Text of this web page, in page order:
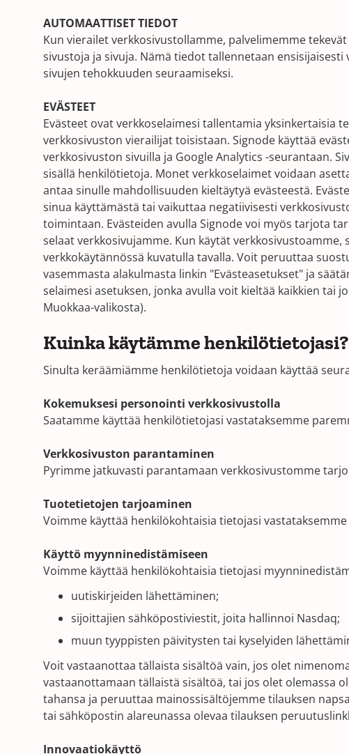
AUTOMAATTISET TIEDOT
Kun vierailet verkkosivustollamme, palvelimemme
sivustoja ja sivuja. Nämä tiedot tallennetaan
sivujen tehokkuuden seuraamiseksi.
EVÄSTEET
Evästeet ovat verkkoselaimesi tallentamia yksinkertaisia
verkkosivuston vierailijat toisistaan. Signode käyttää
verkkosivuston sivuilla ja Google Analytics -seurantaan.
sisällä henkilötietoja. Monet verkkoselaimet voidaan
antaa sinulle mahdollisuuden kieltäytyä evästeestä.
sinua käyttämästä tai vaikuttaa negatiivisesti
toimintaan. Evästeiden avulla Signode voi myös tarjota
selaat verkkosivujamme. Kun käytät
verkkokäytännössä kuvatulla tavalla. Voit peruuttaa
vasemmasta alakulmasta linkin "Evästeasetukset" ja
selaimesi asetuksen, jonka avulla voit kieltää kaikkien tai
Muokkaa-valikosta).
Kuinka käytämme henkilötietojasi?
Sinulta keräämiämme henkilötietoja voidaan käyttää
Kokemuksesi personointi verkkosivustolla
Saatamme käyttää henkilötietojasi vastataksemme
Verkkosivuston parantaminen
Pyrimme jatkuvasti parantamaan verkkosivustomme
Tuotetietojen tarjoaminen
Voimme käyttää henkilökohtaisia ​​tietojasi
Käyttö myynninedistämiseen
Voimme käyttää henkilökohtaisia ​​tietojasi
uutiskirjeiden lähettäminen;
sijoittajien sähköpostiviestit, joita hallinnoi Nasdaq;
muun tyyppisten päivitysten tai kyselyiden
Voit vastaanottaa tällaista sisältöä vain, jos olet
vastaanottamaan tällaistä sisältöä, tai jos olet olemassa
tahansa ja peruuttaa mainossisältöjemme tilauksen
tai sähköpostin alareunassa olevaa tilauksen
Innovaatiokäyttö